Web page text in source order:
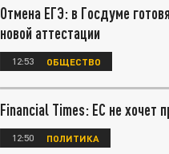
Отмена ЕГЭ: в Госдуме
новой аттестации
12:53 ОБЩЕСТВО
Financial Times: ЕС не хочет
12:50 ПОЛИТИКА